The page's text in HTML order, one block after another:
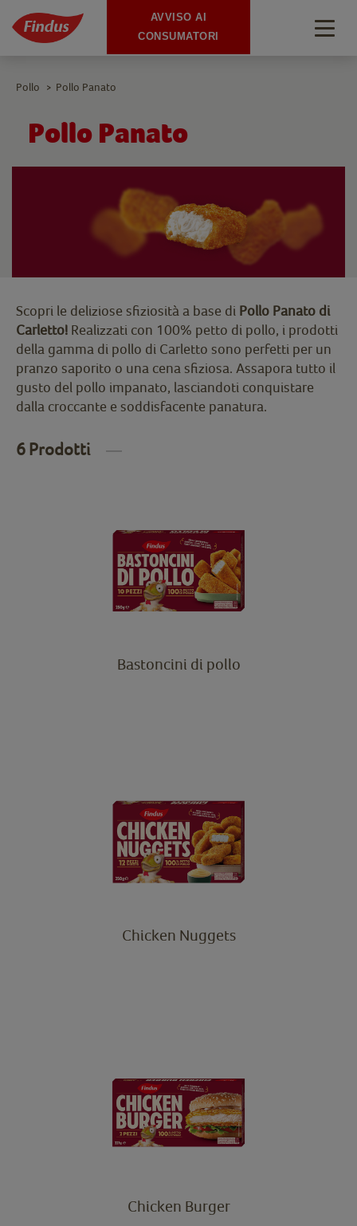
Pollo Panato
Pollo > Pollo Panato
Scopri le deliziose sfiziosità a base di Pollo Panato di
Carletto! Realizzati con 100% petto di pollo, i prodotti
della gamma di pollo di Carletto sono perfetti per un
pranzo saporito o una cena sfiziosa. Assapora tutto il
gusto del pollo impanato, lasciandoti conquistare
dalla croccante e soddisfacente panatura.
6 Prodotti
Bastoncini di pollo
Chicken Nuggets
Chicken Burger
AVVISO AI
CONSUMATORI